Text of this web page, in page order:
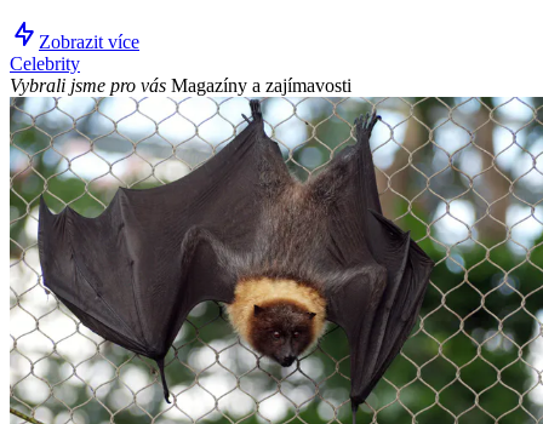
Zobrazit více
Celebrity
Vybrali jsme pro vás Magazíny a zajímavosti